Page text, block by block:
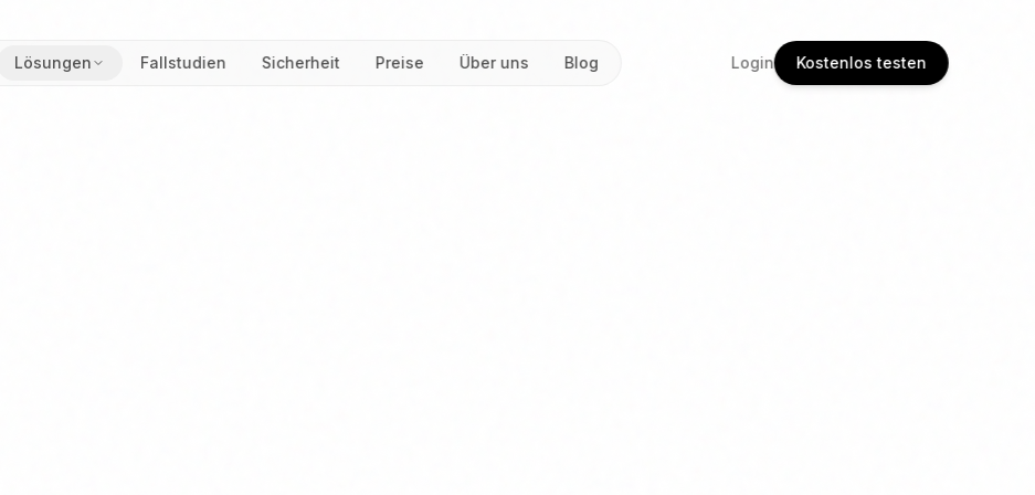
Lösungen Fallstudien Sicherheit Preise Über uns Blog Login Kostenlos testen